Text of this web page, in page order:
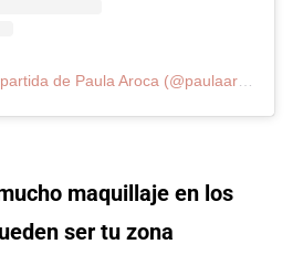
maquillaje en los
ser tu zona